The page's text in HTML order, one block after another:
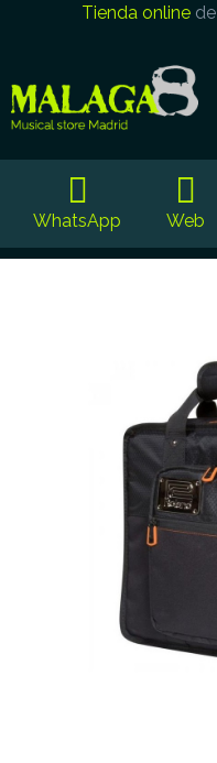
Tienda onlinede
WhatsApp Web